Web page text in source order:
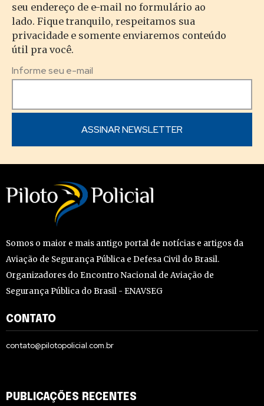
seu endereço de e-mail no formulário ao
lado. Fique tranquilo, respeitamos sua
privacidade e somente enviaremos conteúdo
útil pra você.
Informe seu e-mail
Somos o maior e mais antigo portal de notícias e artigos da
Aviação de Segurança Pública e Defesa Civil do Brasil.
Organizadores do Encontro Nacional de Aviação de
Segurança Pública do Brasil - ENAVSEG
CONTATO
contato@pilotopolicial.com.br
PUBLICAÇÕES RECENTES